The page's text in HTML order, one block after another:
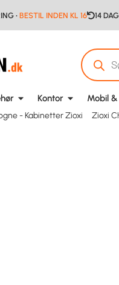
•BESTIL INDEN KL 16 14
Kontor Mobil
- Kabinetter Zioxi Zioxi